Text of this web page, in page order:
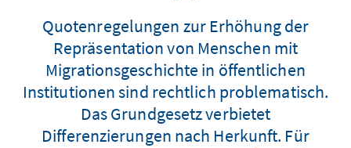
Quotenregelungen zur Erhöhung der
Repräsentation von Menschen mit
Migrationsgeschichte in öffentlichen
Institutionen sind rechtlich problematisch.
Das Grundgesetz verbietet
Differenzierungen nach Herkunft. Für